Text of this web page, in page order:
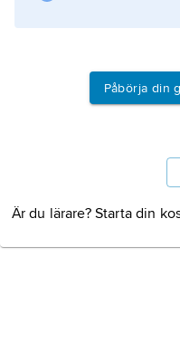
Påbörja din
Är du lärare? Starta din